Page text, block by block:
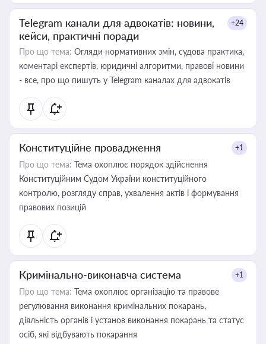
Telegram канали для адвокатів: новини,
кейси, практичні поради
+24
Про що тема: Огляди нормативних змін, судова практика,
коментарі експертів, юридичні алгоритми, правові новини
- все, про що пишуть у Telegram каналах для адвокатів
Конституційне провадження +1
Про що тема: Тема охоплює порядок здійснення
Конституційним Судом України конституційного
контролю, розгляду справ, ухвалення актів і формування
правових позицій
Кримінально-виконавча система +1
Про що тема: Тема охоплює організацію та правове
регулювання виконання кримінальних покарань,
діяльність органів і установ виконання покарань та статус
осіб, які відбувають покарання